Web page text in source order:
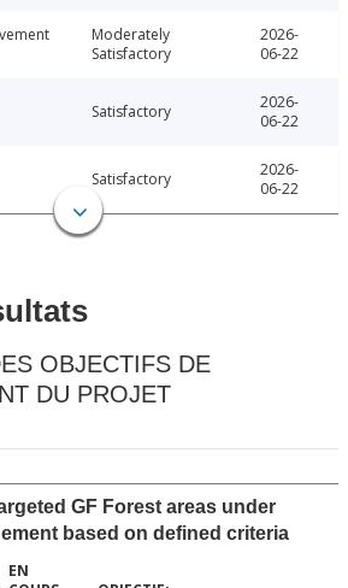
Moderately
Satisfactory
2026-
06-22
Satisfactory
2026-
06-22
Satisfactory
2026-
06-22
OBJECTIFS DE
DU PROJET
GF Forest areas under
based on defined criteria